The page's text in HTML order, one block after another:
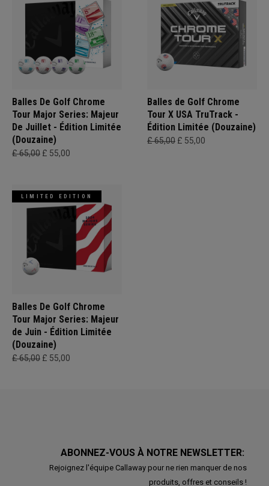
Balles De Golf Chrome
Tour Major Series: Majeur
De Juillet - Édition Limitée
(Douzaine)
£ 65,00 £ 55,00
Balles de Golf Chrome
Tour X USA TruTrack -
Édition Limitée (Douzaine)
£ 65,00 £ 55,00
LIMITED EDITION
Balles De Golf Chrome
Tour Major Series: Majeur
de Juin - Édition Limitée
(Douzaine)
£ 65,00 £ 55,00
ABONNEZ-VOUS À NOTRE NEWSLETTER:
Rejoignez l'équipe Callaway pour ne rien manquer de nos
produits, offres et conseils !